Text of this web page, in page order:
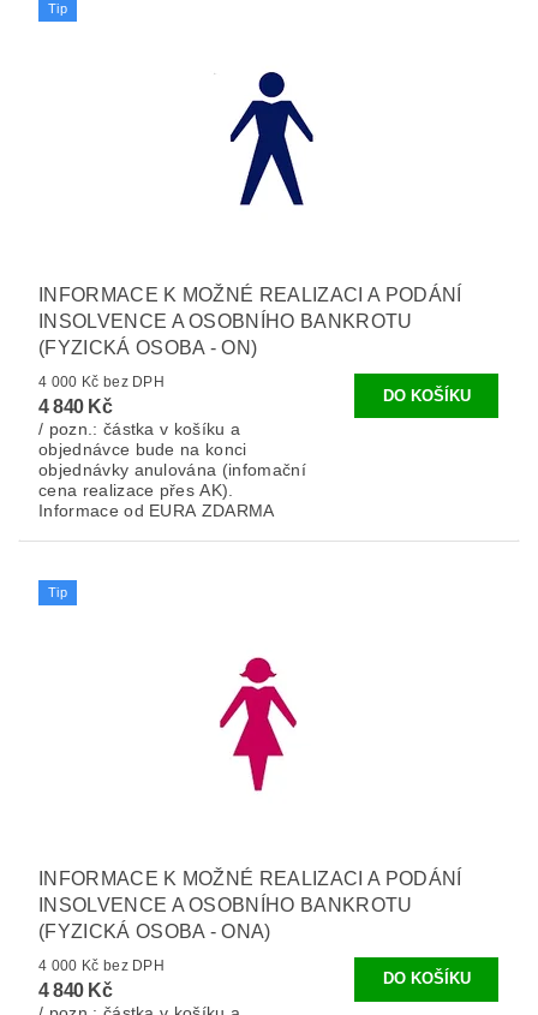
Tip
INFORMACE K MOŽNÉ REALIZACI A PODÁNÍ
INSOLVENCE A OSOBNÍHO BANKROTU
(FYZICKÁ OSOBA - ON)
4 000 Kč bez DPH
4 840 Kč
/ pozn.: částka v košíku a
objednávce bude na konci
objednávky anulována (infomační
cena realizace přes AK).
Informace od EURA ZDARMA
Tip
INFORMACE K MOŽNÉ REALIZACI A PODÁNÍ
INSOLVENCE A OSOBNÍHO BANKROTU
(FYZICKÁ OSOBA - ONA)
4 000 Kč bez DPH
4 840 Kč